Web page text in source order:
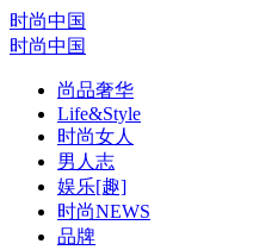
时尚中国
时尚中国
尚品奢华
Life&Style
时尚女人
男人志
娱乐[趣]
时尚NEWS
品牌